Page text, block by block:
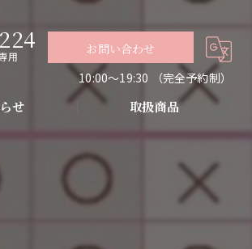
用
お問い合わせ
10:00〜19:30 （完全予約制）
リラクゼーション
せ 取扱商品